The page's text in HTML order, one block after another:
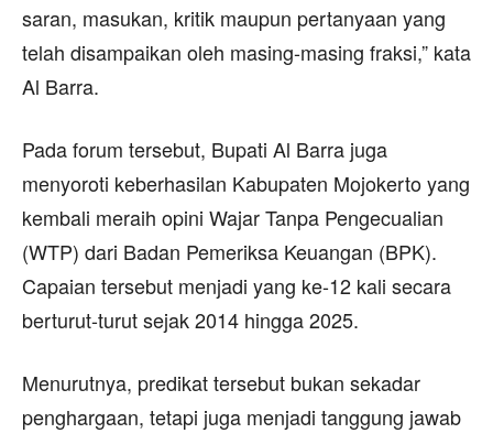
saran, masukan, kritik maupun pertanyaan yang
telah disampaikan oleh masing-masing fraksi,” kata
Al Barra.
Pada forum tersebut, Bupati Al Barra juga
menyoroti keberhasilan Kabupaten Mojokerto yang
kembali meraih opini Wajar Tanpa Pengecualian
(WTP) dari Badan Pemeriksa Keuangan (BPK).
Capaian tersebut menjadi yang ke-12 kali secara
berturut-turut sejak 2014 hingga 2025.
Menurutnya, predikat tersebut bukan sekadar
penghargaan, tetapi juga menjadi tanggung jawab